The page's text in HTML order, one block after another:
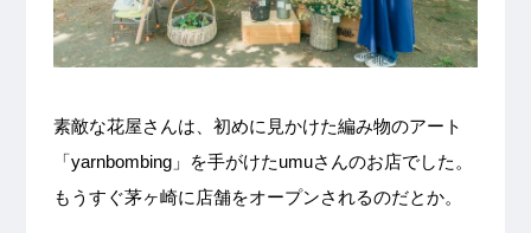
素敵な花屋さんは、初めに見かけた編み物のアート
「yarnbombing」を手がけたumuさんのお店でした。
もうすぐ茅ヶ崎に店舗をオープンされるのだとか。